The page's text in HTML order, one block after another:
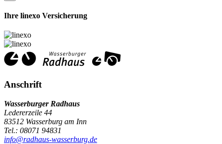
Ihre linexo Versicherung
Anschrift
Wasserburger Radhaus
Ledererzeile 44
83512 Wasserburg am Inn
Tel.: 08071 94831
info@radhaus-wasserburg.de